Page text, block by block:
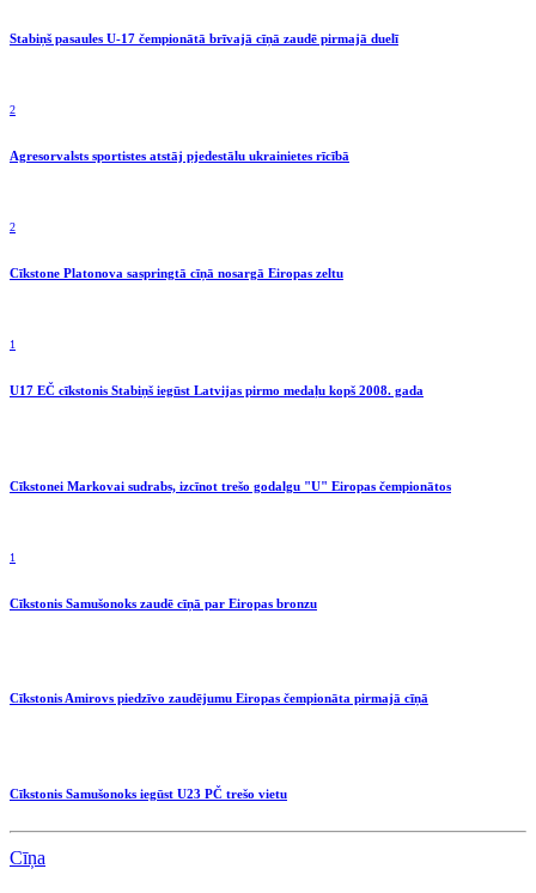
Stabiņš pasaules U-17 čempionātā brīvajā cīņā zaudē pirmajā duelī
2
Agresorvalsts sportistes atstāj pjedestālu ukrainietes rīcībā
2
Cīkstone Platonova saspringtā cīņā nosargā Eiropas zeltu
1
U17 EČ cīkstonis Stabiņš iegūst Latvijas pirmo medaļu kopš 2008. gada
Cīkstonei Markovai sudrabs, izcīnot trešo godalgu "U" Eiropas čempionātos
1
Cīkstonis Samušonoks zaudē cīņā par Eiropas bronzu
Cīkstonis Amirovs piedzīvo zaudējumu Eiropas čempionāta pirmajā cīņā
Cīkstonis Samušonoks iegūst U23 PČ trešo vietu
Cīņa